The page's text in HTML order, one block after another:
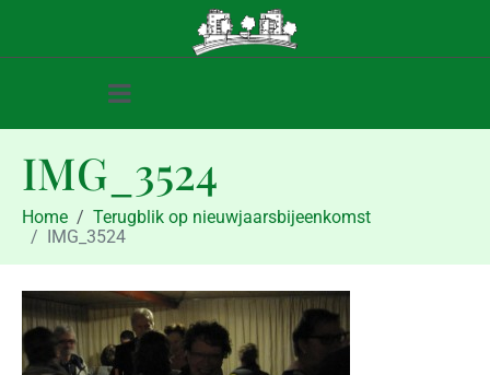
IMG_3524
Home
Terugblik op nieuwjaarsbijeenkomst
IMG_3524